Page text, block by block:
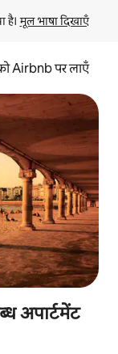
है। मूल भाषा दिखाएँ
Airbnb पर लाएँ
अपार्टमेंट